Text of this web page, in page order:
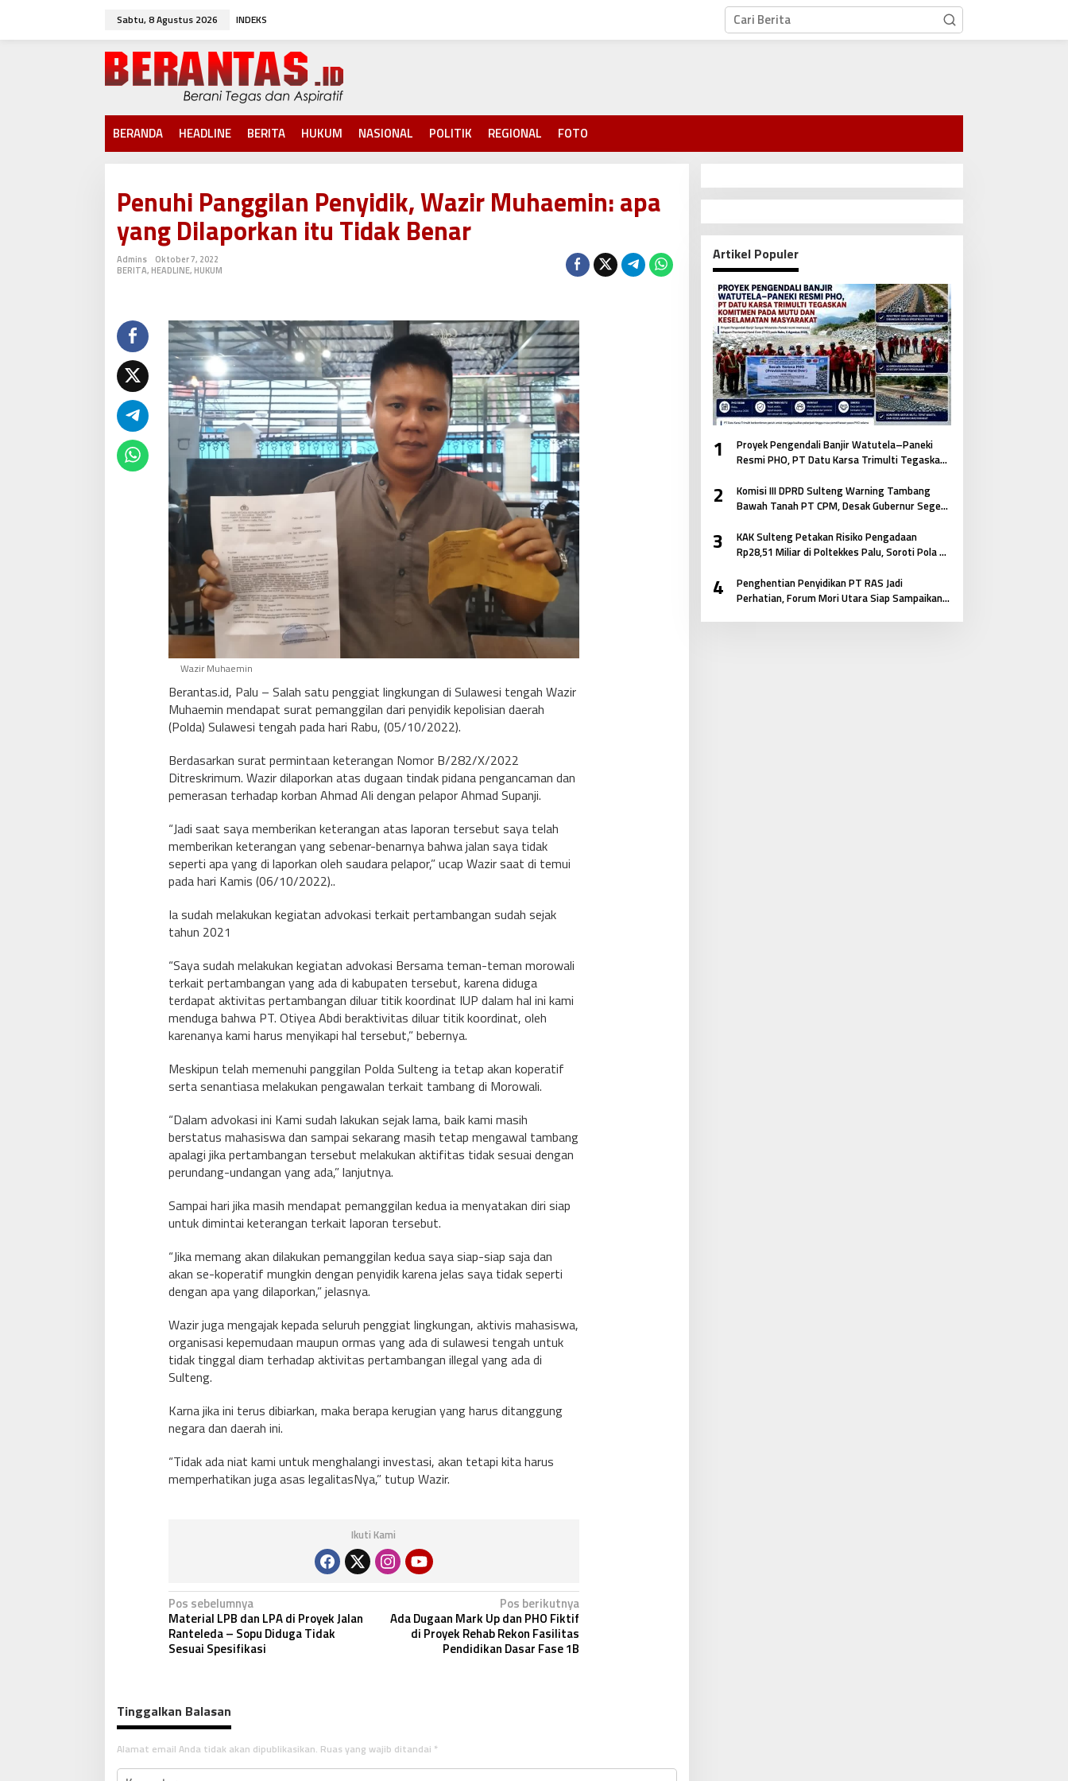
w
Sabtu, 8 Agustus 2026 INDEKS
BERANDA HEADLINE BERITA HUKUM NASIONAL POLITIK REGIONAL FOTO
Penuhi Panggilan Penyidik, Wazir Muhaemin: apa
yang Dilaporkan itu Tidak Benar
Admins
Oktober 7, 2022
BERITA, HEADLINE, HUKUM
Wazir Muhaemin
Berantas.id, Palu – Salah satu penggiat lingkungan di Sulawesi tengah Wazir
Muhaemin mendapat surat pemanggilan dari penyidik kepolisian daerah
(Polda) Sulawesi tengah pada hari Rabu, (05/10/2022).
Berdasarkan surat permintaan keterangan Nomor B/282/X/2022
Ditreskrimum. Wazir dilaporkan atas dugaan tindak pidana pengancaman dan
pemerasan terhadap korban Ahmad Ali dengan pelapor Ahmad Supanji.
“Jadi saat saya memberikan keterangan atas laporan tersebut saya telah
memberikan keterangan yang sebenar-benarnya bahwa jalan saya tidak
seperti apa yang di laporkan oleh saudara pelapor,” ucap Wazir saat di temui
pada hari Kamis (06/10/2022)..
Ia sudah melakukan kegiatan advokasi terkait pertambangan sudah sejak
tahun 2021
“Saya sudah melakukan kegiatan advokasi Bersama teman-teman morowali
terkait pertambangan yang ada di kabupaten tersebut, karena diduga
terdapat aktivitas pertambangan diluar titik koordinat IUP dalam hal ini kami
menduga bahwa PT. Otiyea Abdi beraktivitas diluar titik koordinat, oleh
karenanya kami harus menyikapi hal tersebut,” bebernya.
Meskipun telah memenuhi panggilan Polda Sulteng ia tetap akan koperatif
serta senantiasa melakukan pengawalan terkait tambang di Morowali.
“Dalam advokasi ini Kami sudah lakukan sejak lama, baik kami masih
berstatus mahasiswa dan sampai sekarang masih tetap mengawal tambang
apalagi jika pertambangan tersebut melakukan aktifitas tidak sesuai dengan
perundang-undangan yang ada,” lanjutnya.
Sampai hari jika masih mendapat pemanggilan kedua ia menyatakan diri siap
untuk dimintai keterangan terkait laporan tersebut.
“Jika memang akan dilakukan pemanggilan kedua saya siap-siap saja dan
akan se-koperatif mungkin dengan penyidik karena jelas saya tidak seperti
dengan apa yang dilaporkan,” jelasnya.
Wazir juga mengajak kepada seluruh penggiat lingkungan, aktivis mahasiswa,
organisasi kepemudaan maupun ormas yang ada di sulawesi tengah untuk
tidak tinggal diam terhadap aktivitas pertambangan illegal yang ada di
Sulteng.
Karna jika ini terus dibiarkan, maka berapa kerugian yang harus ditanggung
negara dan daerah ini.
“Tidak ada niat kami untuk menghalangi investasi, akan tetapi kita harus
memperhatikan juga asas legalitasNya,” tutup Wazir.
Ikuti Kami
N
a
v
a
s
i
Pos sebelumnya
Material LPB dan LPA di Proyek Jalan
Ranteleda – Sopu Diduga Tidak
Sesuai Spesifikasi
Pos berikutnya
Ada Dugaan Mark Up dan PHO Fiktif
di Proyek Rehab Rekon Fasilitas
Pendidikan Dasar Fase 1B
Tinggalkan Balasan
Alamat email Anda tidak akan dipublikasikan. Ruas yang wajib ditandai *
Artikel Populer
1
Proyek Pengendali Banjir Watutela–Paneki
Resmi PHO, PT Datu Karsa Trimulti Tegaskan
Masyarakat
2
Komisi III DPRD Sulteng Warning Tambang
Bawah Tanah PT CPM, Desak Gubernur Segera
3
KAK Sulteng Petakan Risiko Pengadaan
Rp28,51 Miliar di Poltekkes Palu, Soroti Pola E-
4
Penghentian Penyidikan PT RAS Jadi
Perhatian, Forum Mori Utara Siap Sampaikan